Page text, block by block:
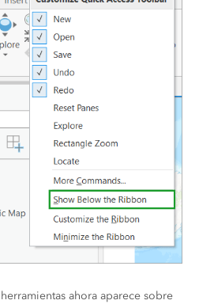
ahora aparece sobre